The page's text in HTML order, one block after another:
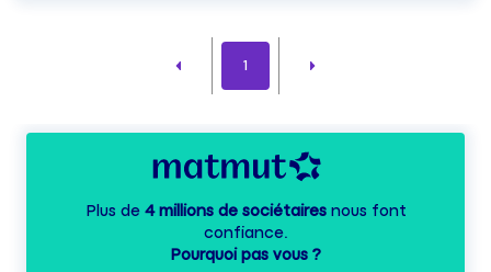
1
Plus de 4 millions de sociétairesnous font
confiance.
Pourquoi pas vous ?